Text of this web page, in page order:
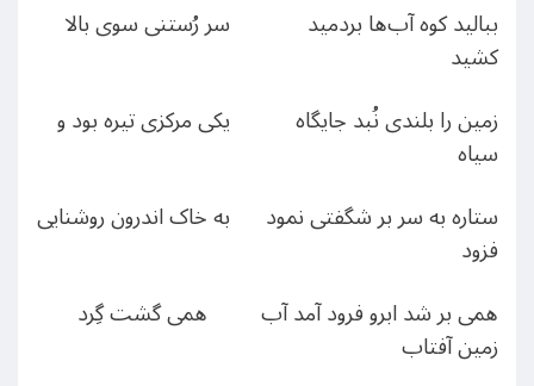
ببالید کوه آب‌ها بردمید سر رُستنی سوی بالا
کشید
زمین را بلندی نُبد جایگاه یکی مرکزی تیره بود و
سیاه
ستاره به سر بر شگفتی نمود به خاک اندرون روشنایی
فزود
همی بر شد ابرو فرود آمد آب همی گشت گِرد
زمین آفتاب